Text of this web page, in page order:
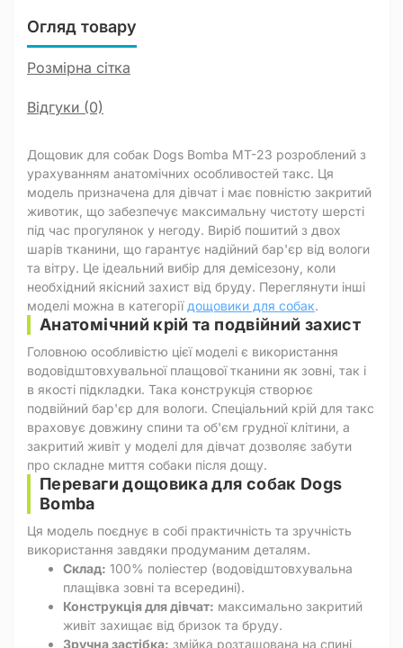
Огляд товару
Розмірна сітка
Відгуки (0)
Дощовик для собак Dogs Bomba MT-23 розроблений з
урахуванням анатомічних особливостей такс. Ця
модель призначена для дівчат і має повністю закритий
животик, що забезпечує максимальну чистоту шерсті
під час прогулянок у негоду. Виріб пошитий з двох
шарів тканини, що гарантує надійний бар'єр від вологи
та вітру. Це ідеальний вибір для демісезону, коли
необхідний якісний захист від бруду. Переглянути інші
моделі можна в категорії дощовики для собак.
Анатомічний крій та подвійний захист
Головною особливістю цієї моделі є використання
водовідштовхувальної плащової тканини як зовні, так і
в якості підкладки. Така конструкція створює
подвійний бар'єр для вологи. Спеціальний крій для такс
враховує довжину спини та об'єм грудної клітини, а
закритий живіт у моделі для дівчат дозволяє забути
про складне миття собаки після дощу.
Переваги дощовика для собак Dogs
Bomba
Ця модель поєднує в собі практичність та зручність
використання завдяки продуманим деталям.
Склад: 100% поліестер (водовідштовхувальна
плащівка зовні та всередині).
Конструкція для дівчат: максимально закритий
живіт захищає від бризок та бруду.
Зручна застібка: змійка розташована на спині,